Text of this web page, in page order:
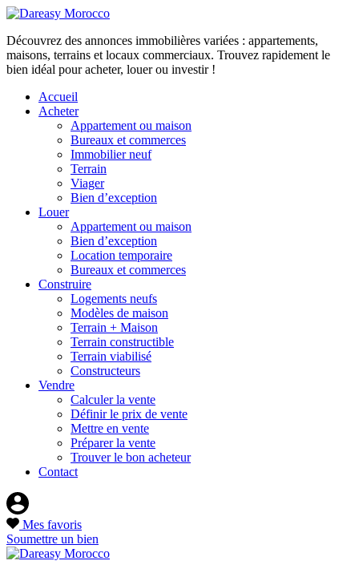
Découvrez des annonces immobilières variées : appartements,
maisons, terrains et locaux commerciaux. Trouvez rapidement le
bien idéal pour acheter, louer ou investir !
Accueil
Acheter
Appartement ou maison
Bureaux et commerces
Immobilier neuf
Terrain
Viager
Bien d’exception
Louer
Appartement ou maison
Bien d’exception
Location temporaire
Bureaux et commerces
Construire
Logements neufs
Modèles de maison
Terrain + Maison
Terrain constructible
Terrain viabilisé
Constructeurs
Vendre
Calculer la vente
Définir le prix de vente
Mettre en vente
Préparer la vente
Trouver le bon acheteur
Contact
Mes favoris
Soumettre un bien